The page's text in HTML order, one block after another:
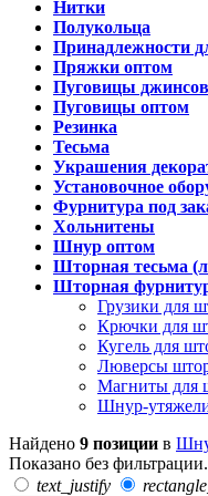
Нитки
Полукольца
Принадлежности
Пряжки оптом
Пуговицы
Пуговицы оптом
Резинка
Тесьма
Украшения
Установочное
Фурнитура под
Хольнитены
Шнур оптом
Шторная тесьма
Шторная
Грузики для
Крючки для
Кугель для
Люверсы
Магниты для
Шнур-
Найдено 9 позиции в
Показано без фильтрации.
text_justify